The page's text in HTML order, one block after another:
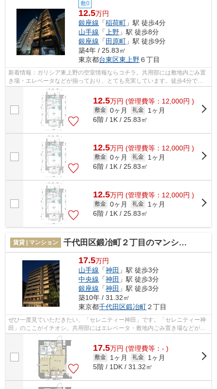
敷0
12.5万円
銀座線 「稲荷町 」駅 徒歩4分
山手線 「上野 」駅 徒歩8分
銀座線 「 田原町 」駅 徒歩9分
築4年 / 25.83㎡
東京都台東区東上野６丁目
新着情報：ガリシア東上野の空室情報ならコチラ。共用部には敷地内ごみ置
き場・エレベータなどが揃っており、とても充実しています。徒歩4分で駅
にアクセス可能な、魅力的な駅近物件で...
12.5万円 (管理費等：12,000円 )
敷金 0ヶ月 礼金
1ヶ月
6階 / 1K / 25.83㎡
12.5万円 (管理費等：12,000円 )
敷金 0ヶ月 礼金
1ヶ月
6階 / 1K / 25.83㎡
12.5万円 (管理費等：12,000円 )
敷金 0ヶ月 礼金
1ヶ月
6階 / 1K / 25.83㎡
賃貸 | マンション 千代田区鍛冶町２丁目のマンション
17.5万円
山手線 「神田 」駅 徒歩3分
中央線 「神田 」駅 徒歩3分
銀座線 「神田 」駅 徒歩3分
築10年 / 31.32㎡
東京都千代田区鍛冶町２丁目
ぜひ一度見ていただきたい、「セレニティー神田」です。「セレニティー神
田」のここがイチオシ。共用部にはエレベータ・敷地内ごみ置き場などが揃
っており、とても充実しています。防...
17.5万円 (管理費等：- )
敷金 1ヶ月 礼金
1ヶ月
5階 / 1DK / 31.32㎡